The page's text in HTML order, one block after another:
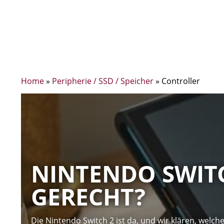
Home» Peripherie / SSD / Speicher» Controller
NINTENDO
GERECHT?
Die Nintendo Switch 2 ist da, und wir klären,